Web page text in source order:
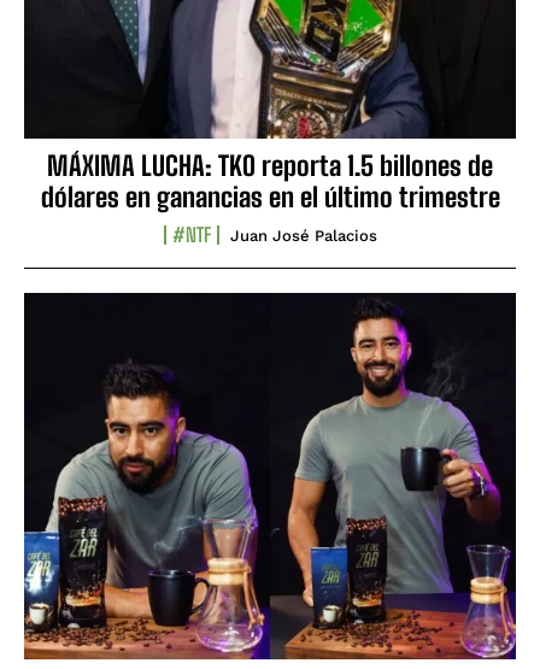
MÁXIMA LUCHA: TKO reporta 1.5 billones de
dólares en ganancias en el último trimestre
#NTF Juan José Palacios